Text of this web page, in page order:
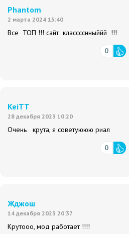
Phantom
2 марта 2024 15:40
Все ТОП !!! сайт класссснныййй !!!
0
KeiTT
28 декабря 2023 10:20
Очень крута, я советуююю риал
0
Жджош
14 декабря 2023 20:37
Крутооо, мод работает !!!!